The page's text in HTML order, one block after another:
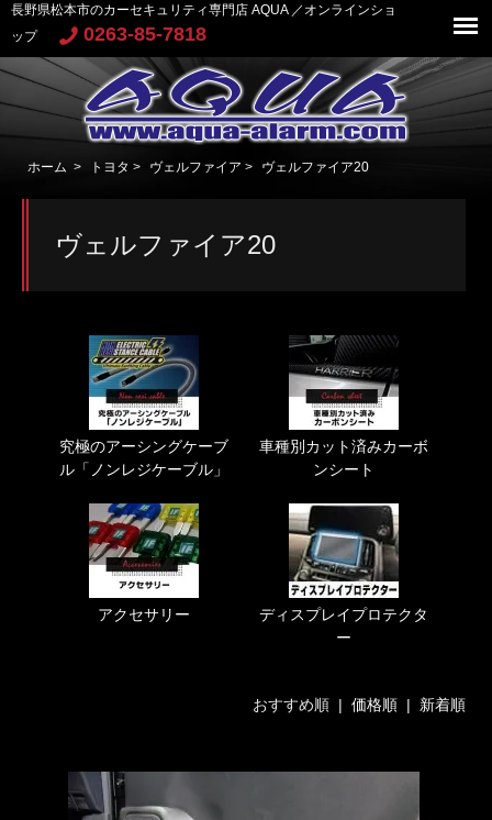
長野県松本市のカーセキュリティ専門店 AQUA ／オンラインショ
ップ
0263-85-7818
ホーム > トヨタ > ヴェルファイア > ヴェルファイア20
ヴェルファイア20
究極のアーシングケーブ
ル「ノンレジケーブル」
車種別カット済みカーボ
ンシート
アクセサリー
ディスプレイプロテクタ
ー
おすすめ順 | 価格順| 新着順